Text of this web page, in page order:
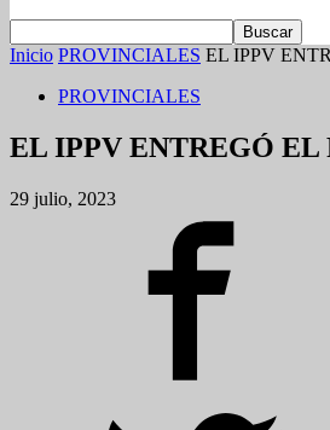
Inicio PROVINCIALES EL IPPV
PROVINCIALES
EL IPPV ENTREGÓ EL
29 julio, 2023